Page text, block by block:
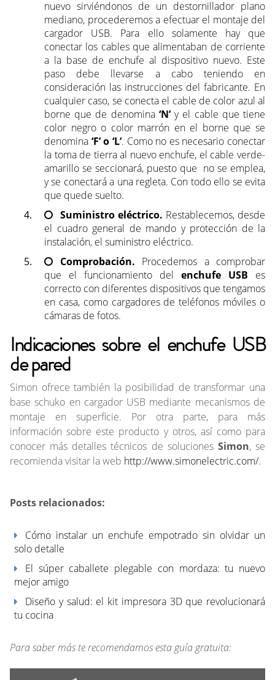
nuevo sirviéndonos de un destornillador plano
mediano, procederemos a efectuar el montaje del
cargador USB. Para ello solamente hay que
conectar los cables que alimentaban de corriente
a la base de enchufe al dispositivo nuevo. Este
paso debe llevarse a cabo teniendo en
consideración las instrucciones del fabricante. En
cualquier caso, se conecta el cable de color azul al
borne que de denomina ‘N’y el cable que tiene
color negro o color marrón en el borne que se
denomina ‘F’ o ‘L’. Como no es necesario conectar
la toma de tierra al nuevo enchufe, el cable verde-
amarillo se seccionará, puesto que no se emplea,
y se conectará a una regleta. Con todo ello se evita
que quede suelto.
Suministro eléctrico. Restablecemos, desde
el cuadro general de mando y protección de la
instalación, el suministro eléctrico.
Comprobación. Procedemos a comprobar
que el funcionamiento del enchufe USB es
correcto con diferentes dispositivos que tengamos
en casa, como cargadores de teléfonos móviles o
cámaras de fotos.
Indicaciones sobre el enchufe USB
de pared
Simon ofrece también la posibilidad de transformar una
base schuko en cargador USB mediante mecanismos de
montaje en superficie. Por otra parte, para más
información sobre este producto y otros, así como para
conocer más detalles técnicos de soluciones Simon, se
recomienda visitar la web http://www.simonelectric.com/.
Posts relacionados:
Cómo instalar un enchufe empotrado sin olvidar un
solo detalle
El súper caballete plegable con mordaza: tu nuevo
mejor amigo
Diseño y salud: el kit impresora 3D que revolucionará
tu cocina
Para saber más te recomendamos esta guía gratuita: